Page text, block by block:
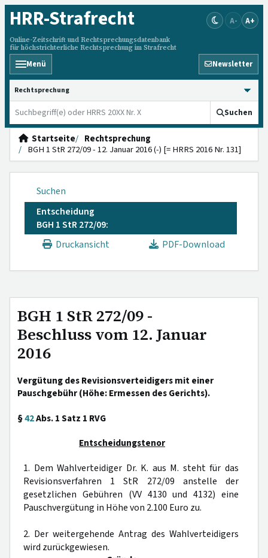
HRR-Strafrecht
Online-Zeitschrift und Rechtsprechungsdatenbank
für höchstrichterliche Rechtsprechung im Strafrecht
A- A+
Menü Newsletter
HRRS durchsuchen
Suchen
Startseite
Rechtsprechung
BGH 1 StR 272/09 - 12. Januar 2016 (-) [= HRRS 2016 Nr. 131]
Suchen
Entscheidung
BGH 1 StR 272/09:
Druckansicht
PDF-Download
BGH 1 StR 272/09 -
Beschluss vom 12. Januar
2016
Vergütung des Revisionsverteidigers mit einer
Pauschgebühr (Höhe: Ermessen des Gerichts).
§42Abs. 1 Satz 1 RVG
Entscheidungstenor
1. Dem Wahlverteidiger Dr. K. aus M. steht für das
Revisionsverfahren 1 StR 272/09 anstelle der
gesetzlichen Gebühren (VV 4130 und 4132) eine
Pauschvergütung in Höhe von 2.100 Euro zu.
2. Der weitergehende Antrag des Wahlverteidigers
wird zurückgewiesen.